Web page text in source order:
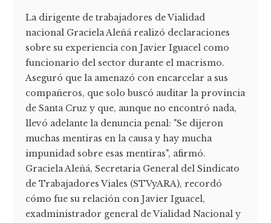
La dirigente de trabajadores de Vialidad
nacional Graciela Aleñá realizó declaraciones
sobre su experiencia con Javier Iguacel como
funcionario del sector durante el macrismo.
Aseguró que la amenazó con encarcelar a sus
compañeros, que solo buscó auditar la provincia
de Santa Cruz y que, aunque no encontró nada,
llevó adelante la denuncia penal: "Se dijeron
muchas mentiras en la causa y hay mucha
impunidad sobre esas mentiras", afirmó.
Graciela Aleñá, Secretaria General del Sindicato
de Trabajadores Viales (STVyARA), recordó
cómo fue su relación con Javier Iguacel,
exadministrador general de Vialidad Nacional y